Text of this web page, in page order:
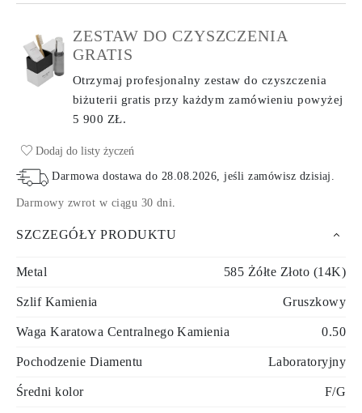
ZESTAW DO CZYSZCZENIA
GRATIS
Otrzymaj profesjonalny zestaw do czyszczenia
biżuterii gratis przy każdym zamówieniupowyżej
5 900 ZŁ.
Dodaj do listy życzeń
Darmowa dostawa do 28.08.2026 , jeśli zamówisz dzisiaj
Darmowy zwrot w ciągu 30 dni
SZCZEGÓŁY PRODUKTU
Metal 585 Żółte Złoto (14K)
Szlif Kamienia Gruszkowy
Waga Karatowa Centralnego Kamienia 0.50
Pochodzenie Diamentu Laboratoryjny
Średni kolor F/G